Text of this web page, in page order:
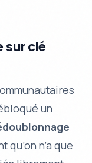
sur clé
un
qu’on n’a que